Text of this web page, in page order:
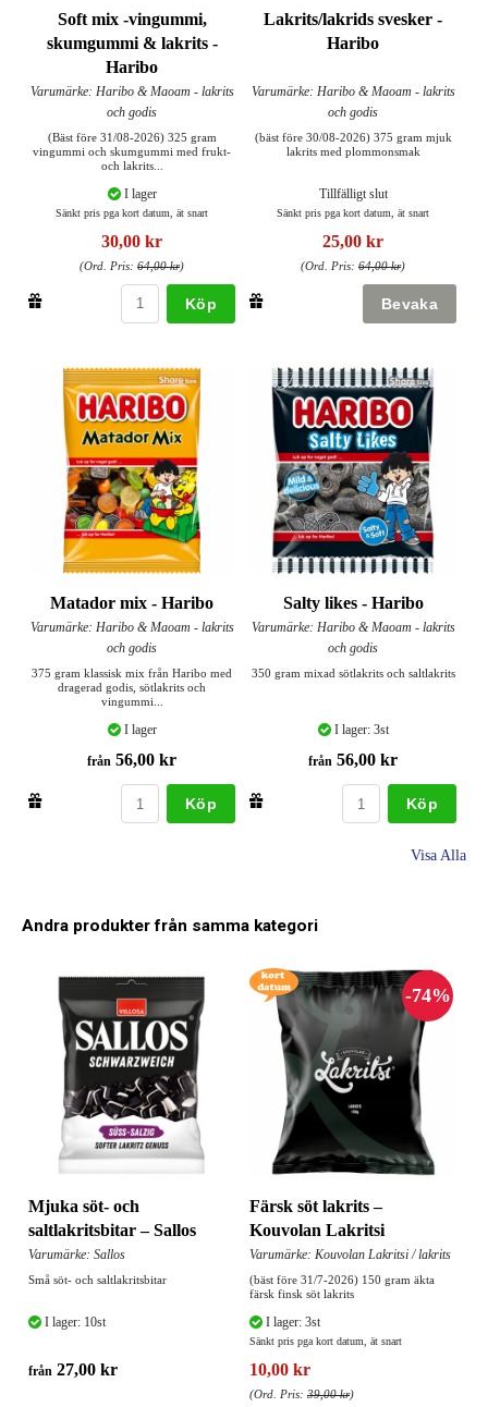
Soft mix -vingummi,
skumgummi & lakrits -
Haribo
Varumärke: Haribo & Maoam - lakrits
och godis
(Bäst före 31/08-2026) 325 gram
vingummi och skumgummi med frukt-
och lakrits...
I lager
Sänkt pris pga kort datum, ät snart
30,00 kr
(Ord. Pris: 64,00 kr)
Köp
Lakrits/lakrids svesker -
Haribo
Varumärke: Haribo & Maoam - lakrits
och godis
(bäst före 30/08-2026) 375 gram mjuk
lakrits med plommonsmak
Tillfälligt slut
Sänkt pris pga kort datum, ät snart
25,00 kr
(Ord. Pris: 64,00 kr)
Matador mix - Haribo
Varumärke: Haribo & Maoam - lakrits
och godis
375 gram klassisk mix från Haribo med
dragerad godis, sötlakrits och
vingummi...
I lager
från 56,00 kr
Köp
Salty likes - Haribo
Varumärke: Haribo & Maoam - lakrits
och godis
350 gram mixad sötlakrits och saltlakrits
I lager: 3st
från 56,00 kr
Köp
Visa Alla
Andra produkter från samma kategori
Mjuka söt- och
saltlakritsbitar – Sallos
Varumärke: Sallos
Små söt- och saltlakritsbitar
I lager: 10st
från 27,00 kr
Färsk söt lakrits –
Kouvolan Lakritsi
Varumärke: Kouvolan Lakritsi / lakrits
(bäst före 31/7-2026) 150 gram äkta
färsk finsk söt lakrits
I lager: 3st
Sänkt pris pga kort datum, ät snart
10,00 kr
(Ord. Pris: 39,00 kr)